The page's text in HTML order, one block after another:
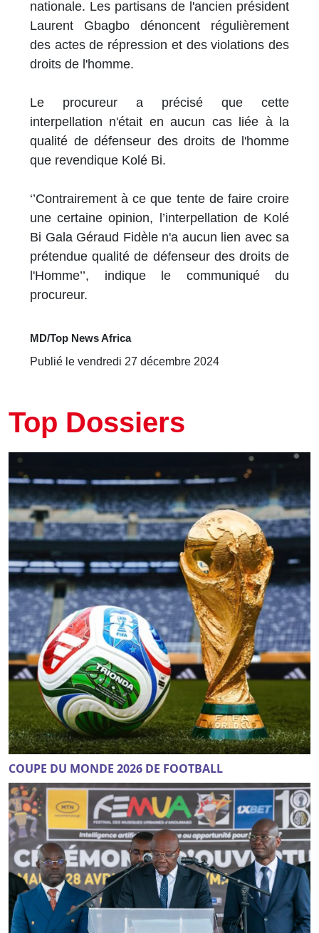
nationale. Les partisans de l'ancien président
Laurent Gbagbo dénoncent régulièrement
des actes de répression et des violations des
droits de l'homme.
Le procureur a précisé que cette
interpellation n'était en aucun cas liée à la
qualité de défenseur des droits de l'homme
que revendique Kolé Bi.
‘’Contrairement à ce que tente de faire croire
une certaine opinion, l’interpellation de Kolé
Bi Gala Géraud Fidèle n'a aucun lien avec sa
prétendue qualité de défenseur des droits de
l'Homme’’, indique le communiqué du
procureur.
MD/Top News Africa
Publié le vendredi 27 décembre 2024
Top Dossiers
COUPE DU MONDE 2026 DE FOOTBALL